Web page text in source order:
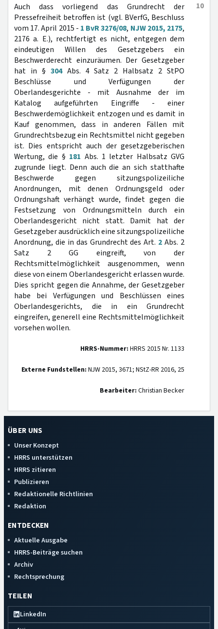
10
Auch dass vorliegend das Grundrecht der
Pressefreiheit betroffen ist (vgl. BVerfG, Beschluss
vom 17. April 2015 - 1 BvR 3276/08, NJW 2015, 2175,
2176 a. E.), rechtfertigt es nicht, entgegen dem
eindeutigen Willen des Gesetzgebers ein
Beschwerderecht einzuräumen. Der Gesetzgeber
hat in § 304Abs. 4 Satz 2 Halbsatz 2 StPO
Beschlüsse und Verfügungen der
Oberlandesgerichte - mit Ausnahme der im
Katalog aufgeführten Eingriffe - einer
Beschwerdemöglichkeit entzogen und es damit in
Kauf genommen, dass in anderen Fällen mit
Grundrechtsbezug ein Rechtsmittel nicht gegeben
ist. Dies entspricht auch der gesetzgeberischen
Wertung, die § 181 Abs. 1 letzter Halbsatz GVG
zugrunde liegt. Denn auch die an sich statthafte
Beschwerde gegen sitzungspolizeiliche
Anordnungen, mit denen Ordnungsgeld oder
Ordnungshaft verhängt wurde, findet gegen die
Festsetzung von Ordnungsmitteln durch ein
Oberlandesgericht nicht statt. Damit hat der
Gesetzgeber ausdrücklich eine sitzungspolizeiliche
Anordnung, die in das Grundrecht des Art. 2 Abs. 2
Satz 2 GG eingreift, von der
Rechtsmittelmöglichkeit ausgenommen, wenn
diese von einem Oberlandesgericht erlassen wurde.
Dies spricht gegen die Annahme, der Gesetzgeber
habe bei Verfügungen und Beschlüssen eines
Oberlandesgerichts, die in ein Grundrecht
eingreifen, generell eine Rechtsmittelmöglichkeit
vorsehen wollen.
HRRS-Nummer: HRRS 2015 Nr. 1133
Externe Fundstellen: NJW 2015, 3671; NStZ-RR 2016, 25
Bearbeiter: Christian Becker
ÜBER UNS
Unser Konzept
HRRS unterstützen
HRRS zitieren
Publizieren
Redaktionelle Richtlinien
Redaktion
ENTDECKEN
Aktuelle Ausgabe
HRRS-Beiträge suchen
Archiv
Rechtsprechung
TEILEN
LinkedIn